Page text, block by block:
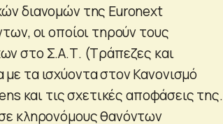
διανομών της Euronext
οι οποίοι τηρούν τους
στο Σ.Α.Τ. (Τράπεζες και
τα ισχύοντα στον Κανονισμό
και τις σχετικές αποφάσεις της.
κληρονόμους θανόντων